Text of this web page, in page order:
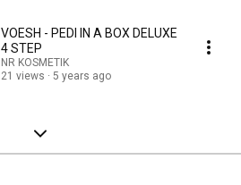
VOESH - PEDI IN A BOX DELUXE
4 STEP
NR KOSMETIK
21 views
5 years ago